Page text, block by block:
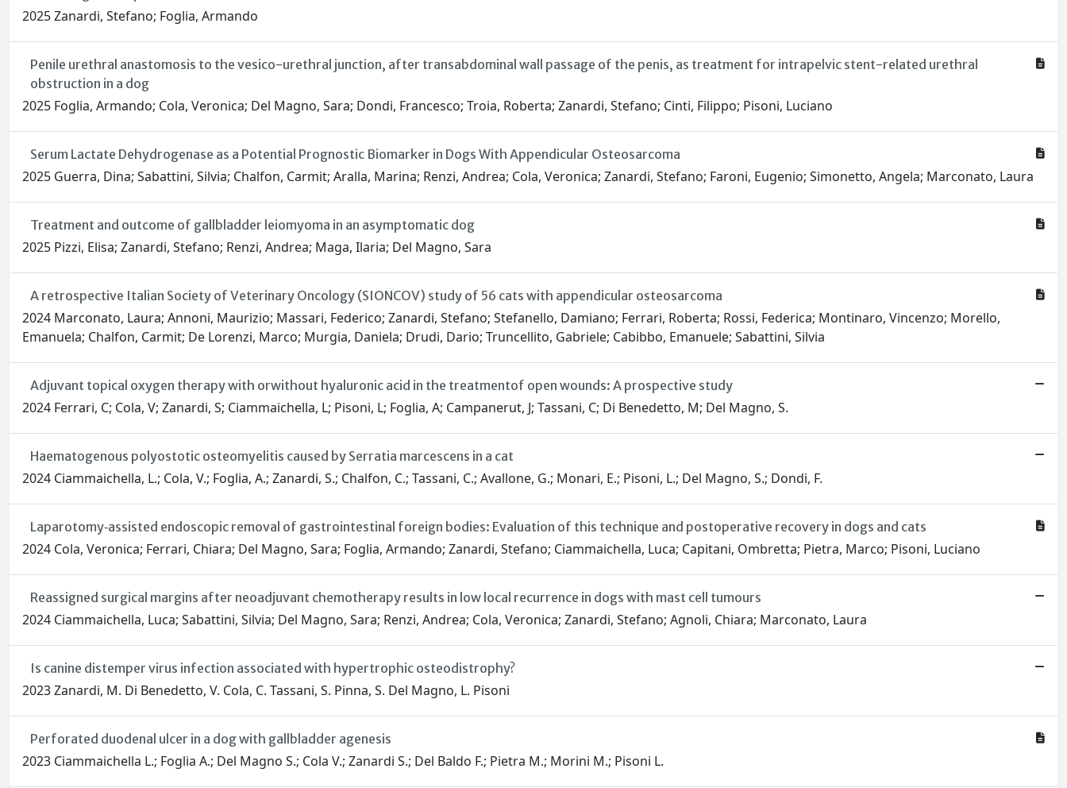
2025 Zanardi, Stefano; Foglia, Armando
Penile urethral anastomosis to the vesico-urethral junction, after transabdominal wall passage of the penis, as treatment for intrapelvic stent-related urethral
obstruction in a dog
2025 Foglia, Armando; Cola, Veronica; Del Magno, Sara; Dondi, Francesco; Troia, Roberta; Zanardi, Stefano; Cinti, Filippo; Pisoni, Luciano
Serum Lactate Dehydrogenase as a Potential Prognostic Biomarker in Dogs With Appendicular Osteosarcoma
2025 Guerra, Dina; Sabattini, Silvia; Chalfon, Carmit; Aralla, Marina; Renzi, Andrea; Cola, Veronica; Zanardi, Stefano; Faroni, Eugenio; Simonetto, Angela; Marconato, Laura
Treatment and outcome of gallbladder leiomyoma in an asymptomatic dog
2025 Pizzi, Elisa; Zanardi, Stefano; Renzi, Andrea; Maga, Ilaria; Del Magno, Sara
A retrospective Italian Society of Veterinary Oncology (SIONCOV) study of 56 cats with appendicular osteosarcoma
2024 Marconato, Laura; Annoni, Maurizio; Massari, Federico; Zanardi, Stefano; Stefanello, Damiano; Ferrari, Roberta; Rossi, Federica; Montinaro, Vincenzo; Morello,
Emanuela; Chalfon, Carmit; De Lorenzi, Marco; Murgia, Daniela; Drudi, Dario; Truncellito, Gabriele; Cabibbo, Emanuele; Sabattini, Silvia
Adjuvant topical oxygen therapy with orwithout hyaluronic acid in the treatmentof open wounds: A prospective study
2024 Ferrari, C; Cola, V; Zanardi, S; Ciammaichella, L; Pisoni, L; Foglia, A; Campanerut, J; Tassani, C; Di Benedetto, M; Del Magno, S.
Haematogenous polyostotic osteomyelitis caused by Serratia marcescens in a cat
2024 Ciammaichella, L.; Cola, V.; Foglia, A.; Zanardi, S.; Chalfon, C.; Tassani, C.; Avallone, G.; Monari, E.; Pisoni, L.; Del Magno, S.; Dondi, F.
Laparotomy‐assisted endoscopic removal of gastrointestinal foreign bodies: Evaluation of this technique and postoperative recovery in dogs and cats
2024 Cola, Veronica; Ferrari, Chiara; Del Magno, Sara; Foglia, Armando; Zanardi, Stefano; Ciammaichella, Luca; Capitani, Ombretta; Pietra, Marco; Pisoni, Luciano
Reassigned surgical margins after neoadjuvant chemotherapy results in low local recurrence in dogs with mast cell tumours
2024 Ciammaichella, Luca; Sabattini, Silvia; Del Magno, Sara; Renzi, Andrea; Cola, Veronica; Zanardi, Stefano; Agnoli, Chiara; Marconato, Laura
Is canine distemper virus infection associated with hypertrophic osteodistrophy?
2023 Zanardi, M. Di Benedetto, V. Cola, C. Tassani, S. Pinna, S. Del Magno, L. Pisoni
Perforated duodenal ulcer in a dog with gallbladder agenesis
2023 Ciammaichella L.; Foglia A.; Del Magno S.; Cola V.; Zanardi S.; Del Baldo F.; Pietra M.; Morini M.; Pisoni L.